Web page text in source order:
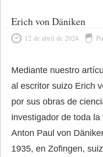
Erich von Däniken
12 de abril de 2024
Mediante nuestro
al escritor suizo Erich
por sus obras de
investigador de toda
Anton Paul von
1935, en Zofingen,